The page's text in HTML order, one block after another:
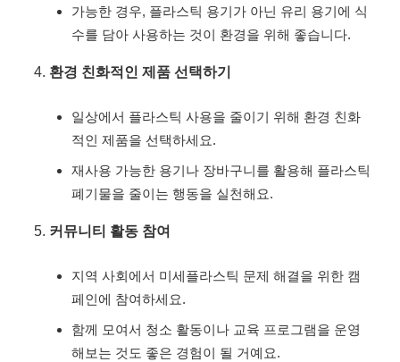
가능한 경우, 플라스틱 용기가 아닌 유리 용기에 식
수를 담아 사용하는 것이 환경을 위해 좋습니다.
환경 친화적인 제품 선택하기
일상에서 플라스틱 사용을 줄이기 위해 환경 친화
적인 제품을 선택하세요.
재사용 가능한 용기나 장바구니를 활용해 플라스틱
폐기물을 줄이는 행동을 실천해요.
커뮤니티 활동 참여
지역 사회에서 미세플라스틱 문제 해결을 위한 캠
페인에 참여하세요.
함께 모여서 청소 활동이나 교육 프로그램을 운영
해보는 것도 좋은 경험이 될 거예요.